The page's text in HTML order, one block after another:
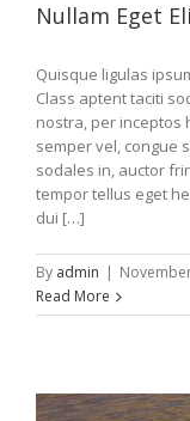
Nullam Eget
Quisque ligulas
Class aptent taciti
nostra, per inceptos
semper vel, congue
sodales in, auctor
tempor tellus eget
dui […]
By admin |
Read More